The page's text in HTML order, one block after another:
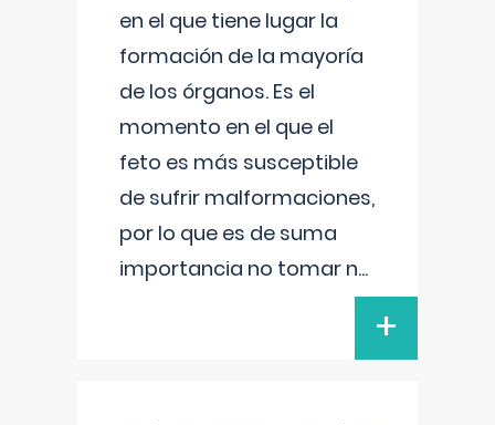
en el que tiene lugar la
formación de la mayoría
de los órganos. Es el
momento en el que el
feto es más susceptible
de sufrir malformaciones,
por lo que es de suma
importancia no tomar n...
+